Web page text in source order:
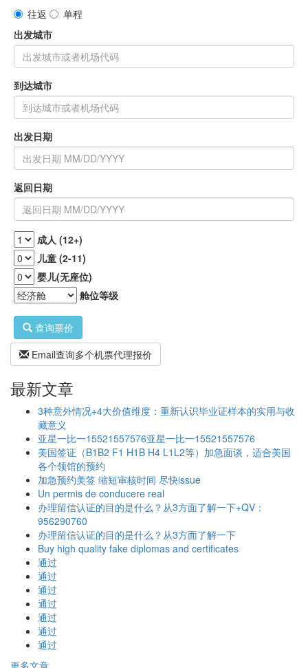
往返
单程
出发城市
到达城市
出发日期
返回日期
成人 (12+)
儿童 (2-11)
婴儿(无座位)
舱位等级
查询票价
Email查询多个机票代理报价
最新文章
3种意外情况+4大价值维度：重新认识毕业证样本的实用与收
藏意义
亚星一比一15521557576亚星一比一15521557576
美国签证（B1B2 F1 H1B H4 L1L2等）加急面谈，适合美国
各个领馆的预约
加急预约美签 缩短审核时间 尽快issue
Un permis de conducere real
办理留信认证的目的是什么？从3方面了解一下+QV：
956290760
办理留信认证的目的是什么？从3方面了解一下
Buy high quality fake diplomas and certificates
通过
通过
通过
通过
通过
通过
通过
更多文章